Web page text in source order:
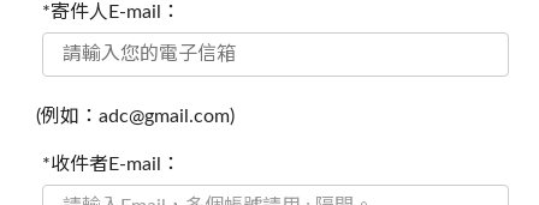
*寄件人E-mail：
(例如：adc@gmail.com)
*收件者E-mail：